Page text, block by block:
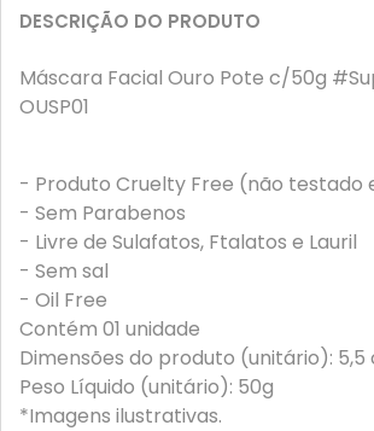
DESCRIÇÃO DO PRODUTO
Máscara Facial Ouro Pote c/50g
OUSP01
- Produto Cruelty Free (não testado
- Sem Parabenos
- Livre de Sulafatos, Ftalatos e Lauril
- Sem sal
- Oil Free
Contém 01 unidade
Dimensões do produto (unitário): 5,5
Peso Líquido (unitário): 50g
*Imagens ilustrativas.